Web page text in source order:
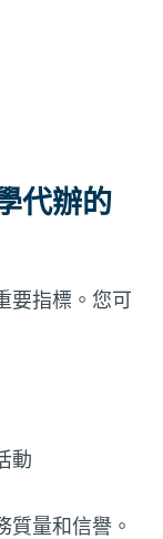
代辦的
要指標。您可
動
質量和信譽。